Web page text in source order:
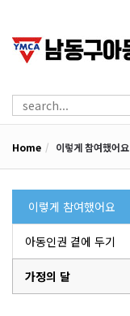
Home 이렇게 참여했어요
이렇게 참여했어요
아동인권 곁에 두기
가정의 달